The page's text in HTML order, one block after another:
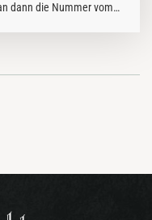
dann die Nummer vom